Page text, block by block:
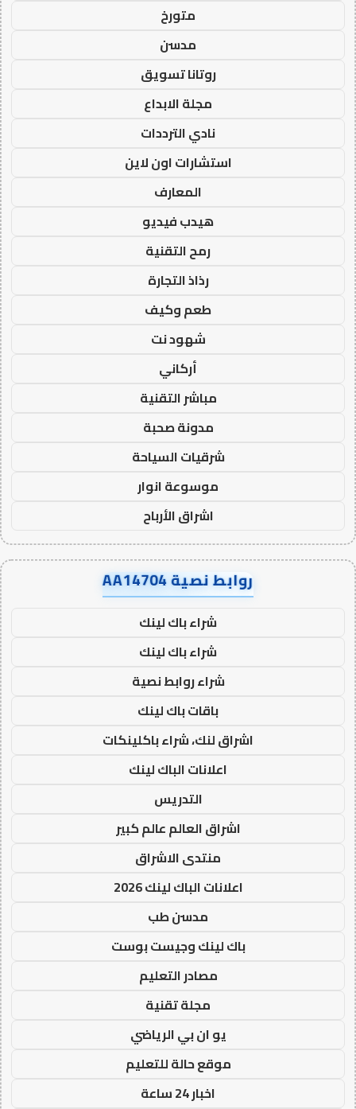
متورخ
مدسن
روتانا تسويق
مجلة الابداع
نادي الترددات
استشارات اون لاين
المعارف
هيدب فيديو
رمح التقنية
رذاذ التجارة
طعم وكيف
شهود نت
أركاني
مباشر التقنية
مدونة صحبة
شرقيات السياحة
موسوعة انوار
اشراق الأرباح
روابط نصية AA14704
شراء باك لينك
شراء باك لينك
شراء روابط نصية
باقات باك لينك
اشراق لنك، شراء باكلينكات
اعلانات الباك لينك
التدريس
اشراق العالم عالم كبير
منتدى الاشراق
اعلانات الباك لينك 2026
مدسن طب
باك لينك وجيست بوست
مصادر التعليم
مجلة تقنية
يو ان بي الرياضي
موقع حالة للتعليم
اخبار 24 ساعة